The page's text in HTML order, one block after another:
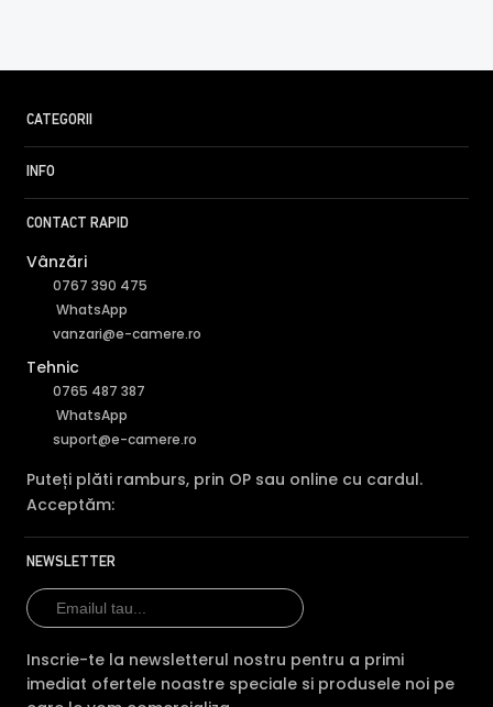
CATEGORII
INFO
CONTACT RAPID
Vânzări
0767 390 475
WhatsApp
vanzari@e-camere.ro
Tehnic
0765 487 387
WhatsApp
suport@e-camere.ro
Puteți plăti ramburs, prin OP sau online cu cardul.
Acceptăm:
NEWSLETTER
Inscrie-te la newsletterul nostru pentru a primi
imediat ofertele noastre speciale si produsele noi pe